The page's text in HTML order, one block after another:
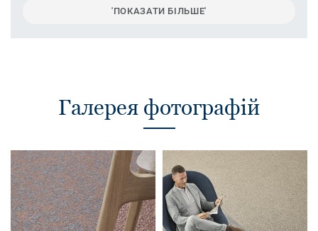
'ПОКАЗАТИ БІЛЬШЕ'
Галерея фотографій